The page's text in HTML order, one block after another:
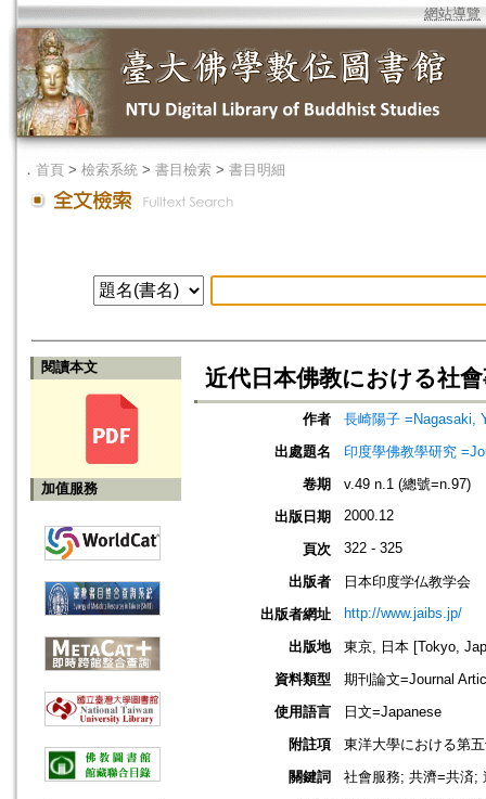
網站導覽
． 首頁 > 檢索系統 > 書目檢索 > 書目明細
閱讀本文
加值服務
近代日本佛教における社
作者
長崎陽子 =Nagasaki,
出處題名
印度學佛教學研究
卷期
v.49 n.1 (總號=n.97)
出版日期
2000.12
頁次 322 - 325
出版者
日本印度学仏教学会
出版者網址
http://www.jaibs.jp/
出版地
東京, 日本 [Tokyo,
資料類型
期刊論文=Journal
使用語言
日文=Japanese
附註項
東洋大學における第
關鍵詞
社會服務; 共濟=共済;